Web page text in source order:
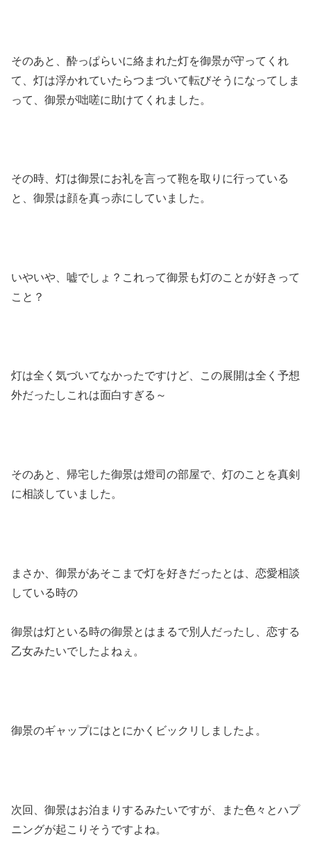
そのあと、酔っぱらいに絡まれた灯を御景が守ってくれ
て、灯は浮かれていたらつまづいて転びそうになってしま
って、御景が咄嗟に助けてくれました。
その時、灯は御景にお礼を言って鞄を取りに行っている
と、御景は顔を真っ赤にしていました。
いやいや、嘘でしょ？これって御景も灯のことが好きって
こと？
灯は全く気づいてなかったですけど、この展開は全く予想
外だったしこれは面白すぎる～
そのあと、帰宅した御景は燈司の部屋で、灯のことを真剣
に相談していました。
まさか、御景があそこまで灯を好きだったとは、恋愛相談
している時の
御景は灯といる時の御景とはまるで別人だったし、恋する
乙女みたいでしたよねぇ。
御景のギャップにはとにかくビックリしましたよ。
次回、御景はお泊まりするみたいですが、また色々とハプ
ニングが起こりそうですよね。